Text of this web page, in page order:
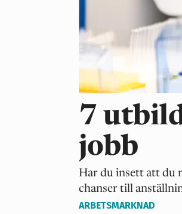
7
jobb
Har du insett att du
chanser till
ARBETSMARKNAD